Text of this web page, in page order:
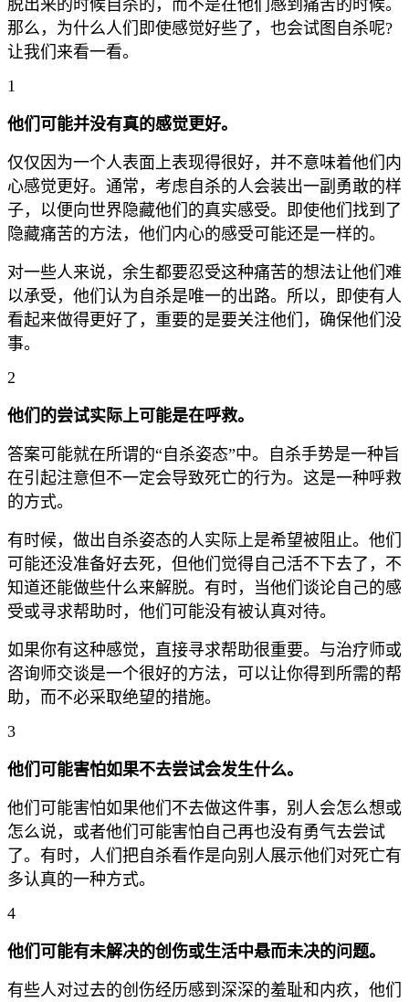
脱出来的时候自杀的，而不是在他们感到痛苦的时候。
那么，为什么人们即使感觉好些了，也会试图自杀呢?
让我们来看一看。
1
他们可能并没有真的感觉更好。
仅仅因为一个人表面上表现得很好，并不意味着他们内
心感觉更好。通常，考虑自杀的人会装出一副勇敢的样
子，以便向世界隐藏他们的真实感受。即使他们找到了
隐藏痛苦的方法，他们内心的感受可能还是一样的。
对一些人来说，余生都要忍受这种痛苦的想法让他们难
以承受，他们认为自杀是唯一的出路。所以，即使有人
看起来做得更好了，重要的是要关注他们，确保他们没
事。
2
他们的尝试实际上可能是在呼救。
答案可能就在所谓的“自杀姿态”中。自杀手势是一种旨
在引起注意但不一定会导致死亡的行为。这是一种呼救
的方式。
有时候，做出自杀姿态的人实际上是希望被阻止。他们
可能还没准备好去死，但他们觉得自己活不下去了，不
知道还能做些什么来解脱。有时，当他们谈论自己的感
受或寻求帮助时，他们可能没有被认真对待。
如果你有这种感觉，直接寻求帮助很重要。与治疗师或
咨询师交谈是一个很好的方法，可以让你得到所需的帮
助，而不必采取绝望的措施。
3
他们可能害怕如果不去尝试会发生什么。
他们可能害怕如果他们不去做这件事，别人会怎么想或
怎么说，或者他们可能害怕自己再也没有勇气去尝试
了。有时，人们把自杀看作是向别人展示他们对死亡有
多认真的一种方式。
4
他们可能有未解决的创伤或生活中悬而未决的问题。
有些人对过去的创伤经历感到深深的羞耻和内疚，他们